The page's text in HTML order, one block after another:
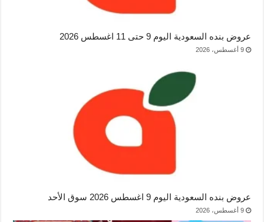
عروض بنده السعودية اليوم 9 حتى 11 اغسطس 2026
9 أغسطس، 2026
عروض بنده السعودية اليوم 9 اغسطس 2026 سوق الأحد
9 أغسطس، 2026